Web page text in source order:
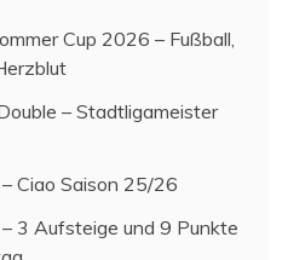
Cup 2026 – Fußball,
– Stadtligameister
Ciao Saison 25/26
3 Aufsteige und 9 Punkte